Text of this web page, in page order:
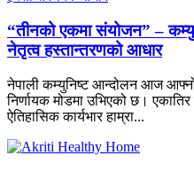
“तीनको एकमा संयोजन” –
नेतृत्व हस्तान्तरणको आधार
नेपाली कम्युनिष्ट आन्दोलन आज
निर्णायक मोडमा उभिएको छ। एकातिर
ऐतिहासिक कार्यभार हाम्रा...